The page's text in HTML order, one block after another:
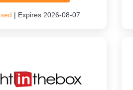
| Expires 2026-08-07